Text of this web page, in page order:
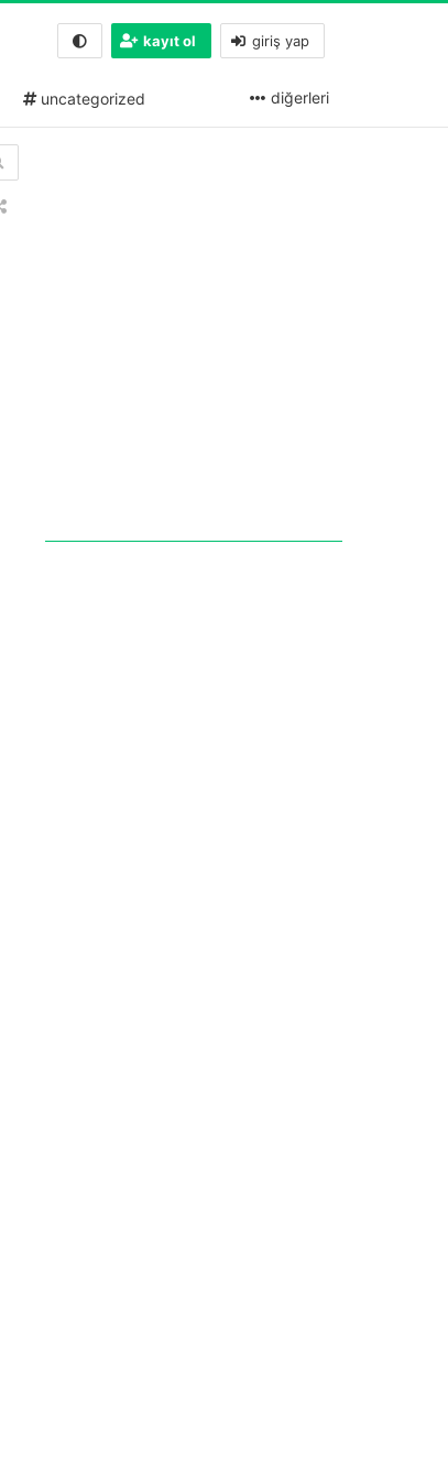
kayıt ol giriş yap
uncategorized diğerleri